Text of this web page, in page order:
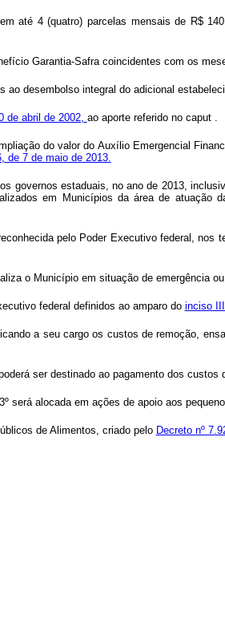
até 4 (quatro) parcelas mensais de R$
Garantia-Safra coincidentes com os
desembolso integral do adicional
de abril de 2002, ao aporte referido no caput
do valor do Auxílio Emergencial
de 7 de maio de 2013.
governos estaduais, no ano de 2013,
em Municípios da área de atuação
pelo Poder Executivo federal, nos
o Município em situação de emergência
federal definidos ao amparo do inciso
a seu cargo os custos de remoção,
ser destinado ao pagamento dos custos
será alocada em ações de apoio aos
de Alimentos, criado pelo Decreto nº